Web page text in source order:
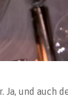
Ja, und auch